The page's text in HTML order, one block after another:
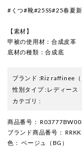
#くつ#靴#25SS#25春夏
【素材】
甲被の使用材：合成皮革
底材の種類：合成底
ブランド :Riz raffinee
性別タイプ:レディース
カテゴリ :
商品番号 ：
ブランド商品番号 ：
色 ： ベージュ（BG）